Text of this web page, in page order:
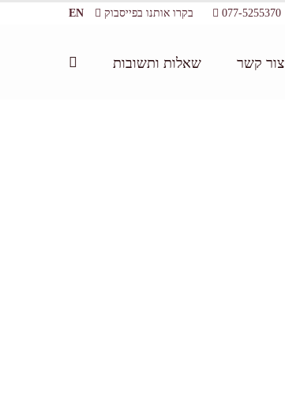
077-5255370 בקרו אותנו בפייסבוק EN
צור קשר שאלות ותשובות